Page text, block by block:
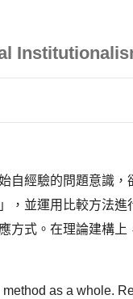
經驗的問題意識
並運用比較方法
式。在理論建構
as a whole.